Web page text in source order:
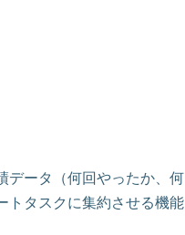
データ（何回やったか、何
トタスクに集約させる機能